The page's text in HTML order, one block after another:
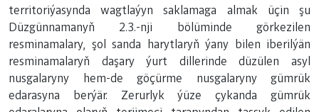
territoriýasynda wagtlaýyn saklamaga almak üçin şu
Düzgünnamanyň 2.3.-nji bölüminde görkezilen
resminamalary, şol sanda harytlaryň ýany bilen iberilýän
resminamalaryň daşary ýurt dillerinde düzülen asyl
nusgalaryny hem-de göçürme nusgalaryny gümrük
edarasyna berýär. Zerurlyk ýüze çykanda gümrük